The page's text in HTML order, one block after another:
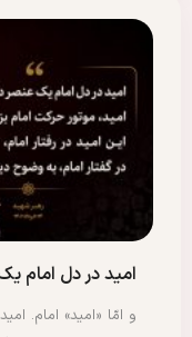
امید در دل امام
و امّا «امید» امام.